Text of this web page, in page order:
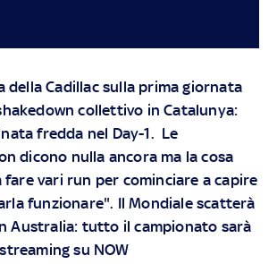
della Cadillac sulla prima giornata
collettivo in Catalunya:
fredda nel Day-1. Le
dicono nulla ancora ma la cosa
vari run per cominciare a capire
funzionare". Il Mondiale scatterà
Australia: tutto il campionato sarà
su NOW